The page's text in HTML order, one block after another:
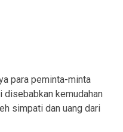
para peminta-minta
disebabkan kemudahan
simpati dan uang dari